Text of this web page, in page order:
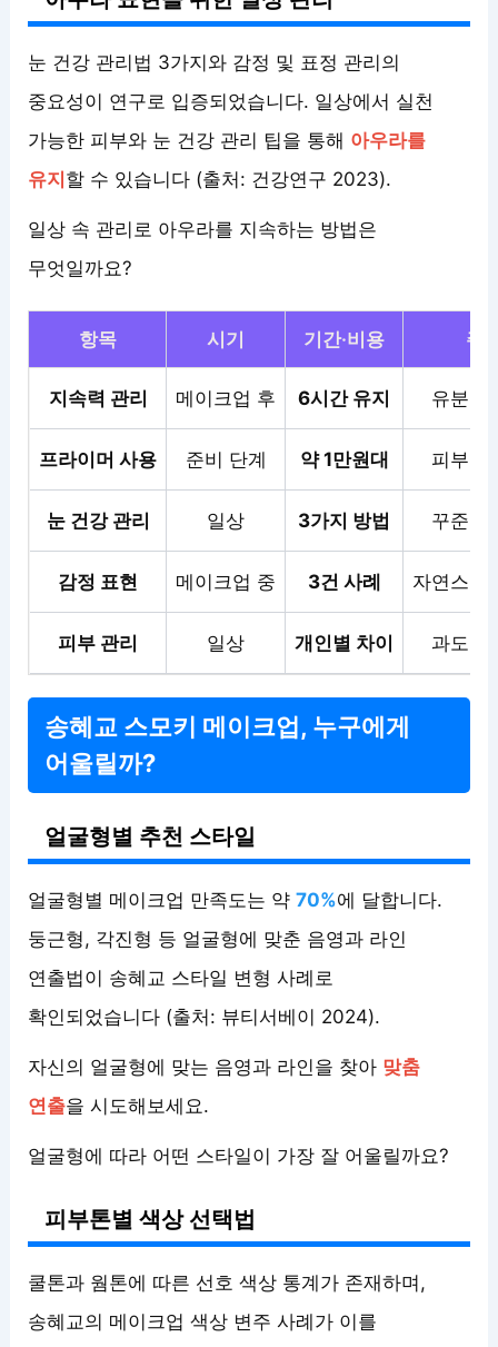
눈 건강 관리법 3가지와 감정 및 표정 관리의
중요성이 연구로 입증되었습니다. 일상에서 실천
가능한 피부와 눈 건강 관리 팁을 통해 아우라를
유지할 수 있습니다 (출처: 건강연구 2023).
일상 속 관리로 아우라를 지속하는 방법은
무엇일까요?
항목 시기 기간·비용 주
지속력 관리 메이크업 후 6시간 유지 유분기
프라이머 사용 준비 단계 약 1만원대 피부
눈 건강 관리 일상 3가지 방법 꾸준한
감정 표현 메이크업 중 3건 사례 자연스러
피부 관리 일상 개인별 차이 과도한
송혜교 스모키 메이크업, 누구에게
어울릴까?
얼굴형별 추천 스타일
얼굴형별 메이크업 만족도는 약70%에 달합니다.
둥근형, 각진형 등 얼굴형에 맞춘 음영과 라인
연출법이 송혜교 스타일 변형 사례로
확인되었습니다 (출처: 뷰티서베이 2024).
자신의 얼굴형에 맞는 음영과 라인을 찾아 맞춤
연출을 시도해보세요.
얼굴형에 따라 어떤 스타일이 가장 잘 어울릴까요?
피부톤별 색상 선택법
쿨톤과 웜톤에 따른 선호 색상 통계가 존재하며,
송혜교의 메이크업 색상 변주 사례가 이를